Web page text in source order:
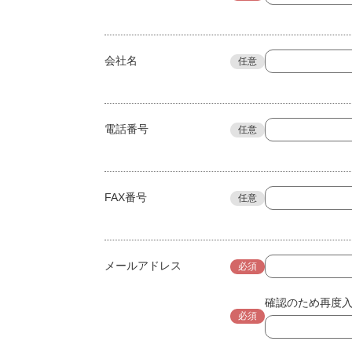
会社名 任意
電話番号 任意
FAX番号 任意
メールアドレス 必須
必須
確認のため再度